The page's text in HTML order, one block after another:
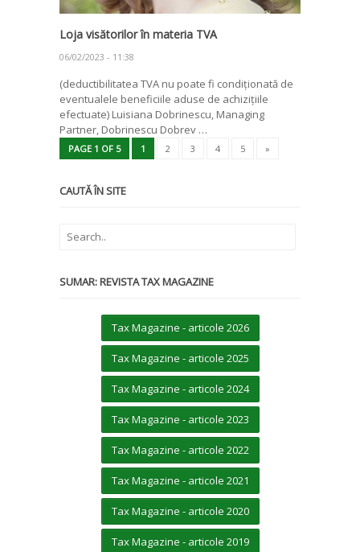
Loja visătorilor în materia TVA
06/02/2023 - 11:38
(deductibilitatea TVA nu poate fi condiționată de
eventualele beneficiile aduse de achizițiile
efectuate) Luisiana Dobrinescu, Managing
Partner, Dobrinescu Dobrev …
PAGE 1 OF 5 1 2 3 4 5 »
CAUTĂ ÎN SITE
SUMAR: REVISTA TAX MAGAZINE
Tax Magazine - articole 2026
Tax Magazine - articole 2025
Tax Magazine - articole 2024
Tax Magazine - articole 2023
Tax Magazine - articole 2022
Tax Magazine - articole 2021
Tax Magazine - articole 2020
Tax Magazine - articole 2019